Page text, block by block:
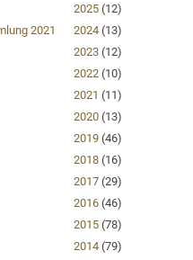
2021
2025 (12)
2024 (13)
2023 (12)
2022 (10)
2021 (11)
2020 (13)
2019 (46)
2018 (16)
2017 (29)
2016 (46)
2015 (78)
2014 (79)